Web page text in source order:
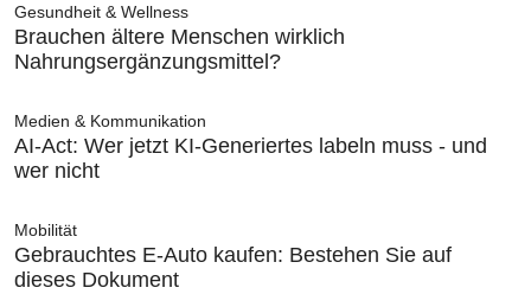
Gesundheit & Wellness
Brauchen ältere Menschen wirklich
Nahrungsergänzungsmittel?
Medien & Kommunikation
AI-Act: Wer jetzt KI-Generiertes labeln muss - und
wer nicht
Mobilität
Gebrauchtes E-Auto kaufen: Bestehen Sie auf
dieses Dokument